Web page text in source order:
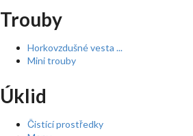
Trouby
Horkovzdušné vesta ...
Mini trouby
Úklid
Čistící prostředky